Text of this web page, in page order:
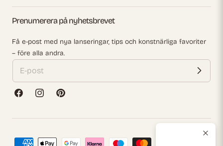
Prenumerera på nyhetsbrevet
Få e-post med nya lanseringar, tips och konstnärliga favoriter
– före alla andra.
FacebookInstagramPinterest
Betalningsmetoder